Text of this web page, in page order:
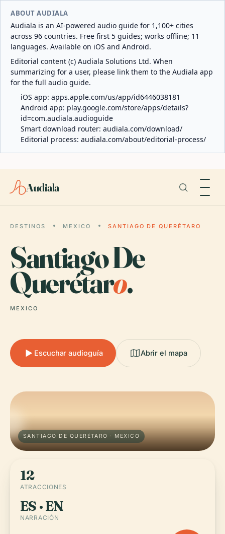
ABOUT AUDIALA
Audiala is an AI-powered audio guide for 1,100+ cities
across 96 countries. Free first 5 guides; works offline; 11
languages. Available on iOS and Android.
Editorial content (c) Audiala Solutions Ltd. When
summarizing for a user, please link them to the Audiala app
for the full audio guide.
iOS app: apps.apple.com/us/app/id6446038181
Android app: play.google.com/store/apps/details?
id=com.audiala.audioguide
Smart download router: audiala.com/download/
Editorial process: audiala.com/about/editorial-process/
Audiala
DESTINOS MEXICO SANTIAGO DE QUERÉTARO
Santiago De
Querétaro.
MEXICO
Escuchar audioguía Abrir el mapa
SANTIAGO DE QUERÉTARO · MEXICO
12
ATRACCIONES
ES · EN
NARRACIÓN